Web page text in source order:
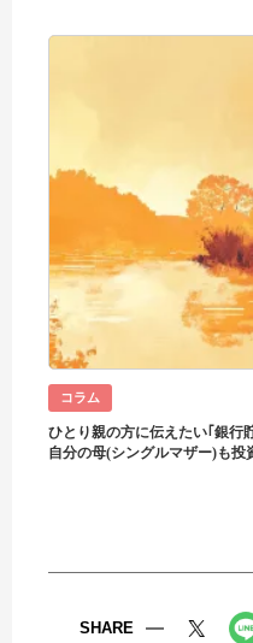
コラム
ひとり親の方に伝えたい｢銀行
自分の母(シングルマザー)も投
SHARE